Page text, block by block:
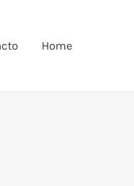
Home